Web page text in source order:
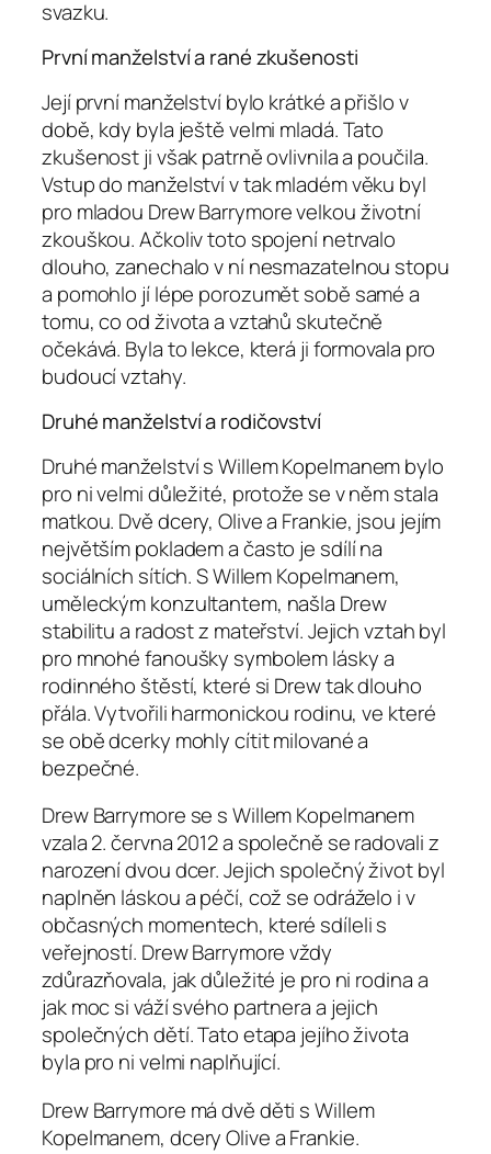
svazku.
První manželství a rané zkušenosti
Její první manželství bylo krátké a přišlo v
době, kdy byla ještě velmi mladá. Tato
zkušenost ji však patrně ovlivnila a poučila.
Vstup do manželství v tak mladém věku byl
pro mladou Drew Barrymore velkou životní
zkouškou. Ačkoliv toto spojení netrvalo
dlouho, zanechalo v ní nesmazatelnou stopu
a pomohlo jí lépe porozumět sobě samé a
tomu, co od života a vztahů skutečně
očekává. Byla to lekce, která ji formovala pro
budoucí vztahy.
Druhé manželství a rodičovství
Druhé manželství s Willem Kopelmanem bylo
pro ni velmi důležité, protože se v něm stala
matkou. Dvě dcery, Olive a Frankie, jsou jejím
největším pokladem a často je sdílí na
sociálních sítích. S Willem Kopelmanem,
uměleckým konzultantem, našla Drew
stabilitu a radost z mateřství. Jejich vztah byl
pro mnohé fanoušky symbolem lásky a
rodinného štěstí, které si Drew tak dlouho
přála. Vytvořili harmonickou rodinu, ve které
se obě dcerky mohly cítit milované a
bezpečné.
Drew Barrymore se s Willem Kopelmanem
vzala 2. června 2012 a společně se radovali z
narození dvou dcer. Jejich společný život byl
naplněn láskou a péčí, což se odráželo i v
občasných momentech, které sdíleli s
veřejností. Drew Barrymore vždy
zdůrazňovala, jak důležité je pro ni rodina a
jak moc si váží svého partnera a jejich
společných dětí. Tato etapa jejího života
byla pro ni velmi naplňující.
Drew Barrymore má dvě děti s Willem
Kopelmanem, dcery Olive a Frankie.